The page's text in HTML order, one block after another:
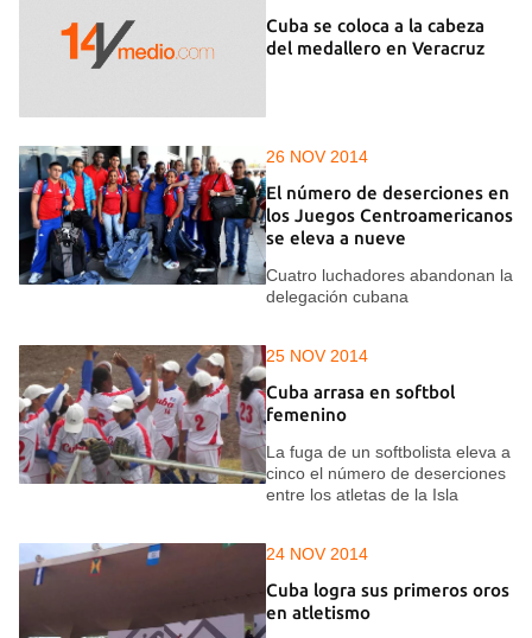
Cuba se coloca a la cabeza
del medallero en Veracruz
26 NOV 2014
El número de deserciones en
los Juegos Centroamericanos
se eleva a nueve
Cuatro luchadores abandonan la
delegación cubana
25 NOV 2014
Cuba arrasa en softbol
femenino
La fuga de un softbolista eleva a
cinco el número de deserciones
entre los atletas de la Isla
24 NOV 2014
Cuba logra sus primeros oros
en atletismo